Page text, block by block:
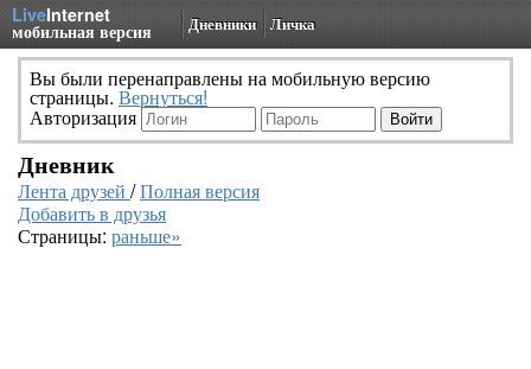
LiveInternet
мобильная версия Дневники Личка
Вы были перенаправлены на мобильную версию
страницы. Вернуться!
Авторизация
Дневник
Лента друзей /Полная версия
Добавить в друзья
Страницы: раньше»